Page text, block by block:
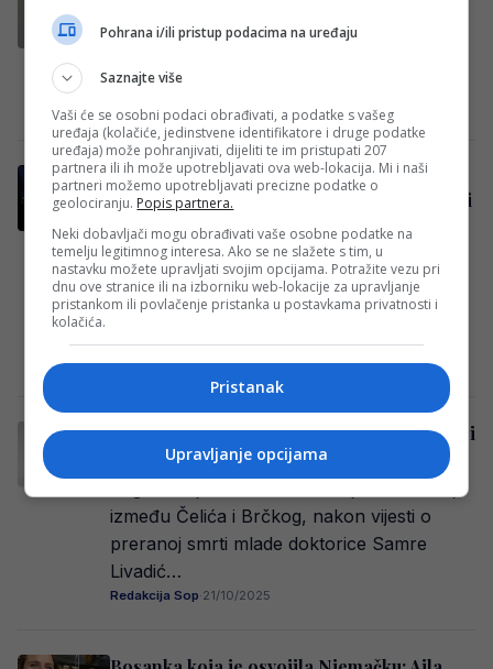
Glumac Nebojša Čolić preminuo je sa 68
Subotici. Čolić je rođen 1957. godine u…
Redakcija Sop 25/10/2025
Youtuber iz Bosne i Hercegovine odbio
bogatstvo kladionica: Ne želi ih reklamirati
kako ne bi štetio publici
Jedan od najpoznatijih YouTubera na
Balkanu, kreator popularnog kanala
*Dragon Garage*, obilježio je deset godina
Redakcija Sop·24/10/2025
Sutra dženaza nastradaloj mladoj doktorici
Samri Livadić
između Čelića i Brčkog, nakon vijesti o
preranoj smrti mlade doktorice Samre
Livadić…
Redakcija Sop·21/10/2025
Pohrana i/ili pristup podacima na uređaju
Saznajte više
Vaši će se osobni podaci obrađivati, a podatke s vašeg
uređaja (kolačiće, jedinstvene identifikatore i druge podatke
uređaja) može pohranjivati, dijeliti te im pristupati 207
partnera ili ih može upotrebljavati ova web-lokacija. Mi i naši
partneri možemo upotrebljavati precizne podatke o
geolociranju. Popis partnera.
Neki dobavljači mogu obrađivati vaše osobne podatke na
temelju legitimnog interesa. Ako se ne slažete s tim, u
nastavku možete upravljati svojim opcijama. Potražite vezu pri
dnu ove stranice ili na izborniku web-lokacije za upravljanje
pristankom ili povlačenje pristanka u postavkama privatnosti i
kolačića.
Pristanak
Upravljanje opcijama